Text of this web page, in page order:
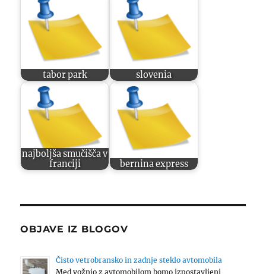
tabor park slovenia
najboljša smučišča v
franciji
bernina express
OBJAVE IZ BLOGOV
Čisto vetrobransko in zadnje steklo avtomobila
Med vožnjo z avtomobilom bomo izpostavljeni